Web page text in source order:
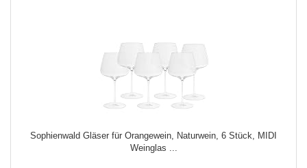
Sophienwald Gläser für Orangewein, Naturwein, 6 Stück, MIDI
Weinglas ...